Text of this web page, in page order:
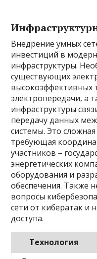
Внедрение умных
инвестиций в
инфраструктуры.
существующих
высокоэффективных
электропередачи, а
инфраструктуры
передачу данных
системы. Это
требующая
участников –
энергетических
оборудования и
обеспечения. Также
вопросы
сети от кибератак и
доступа.
Технология